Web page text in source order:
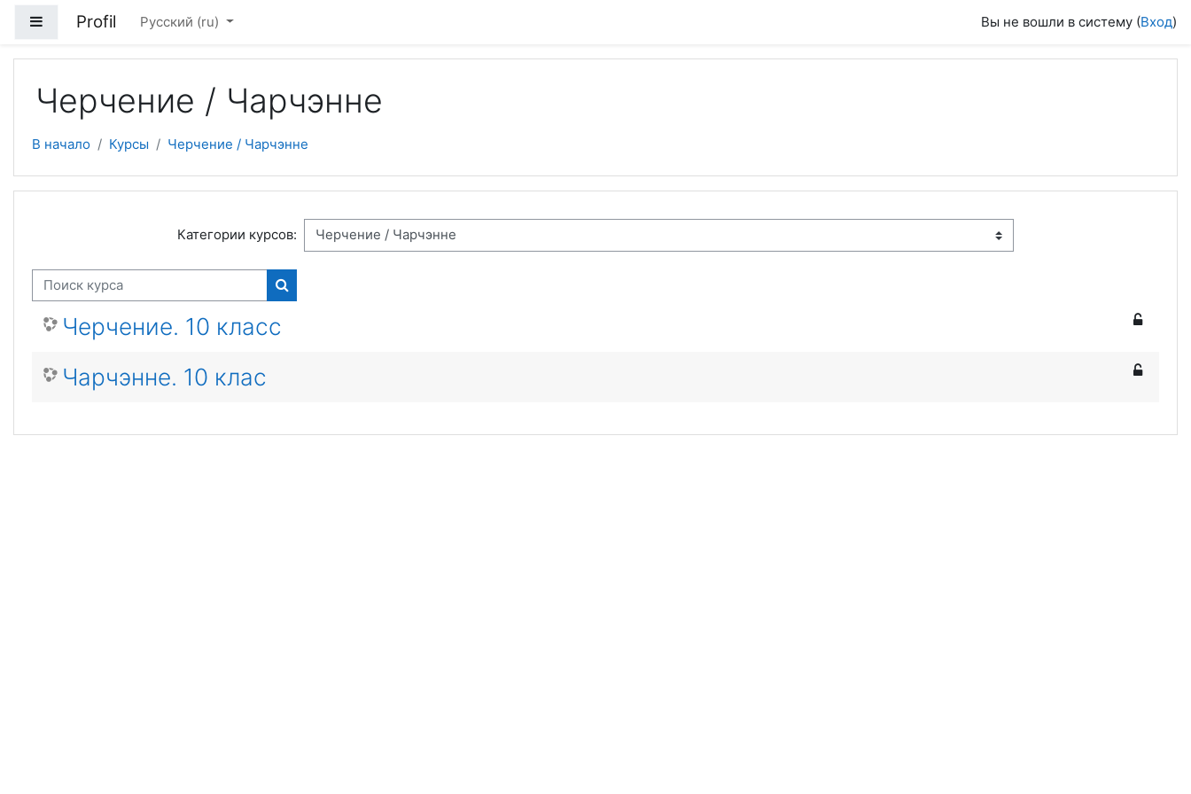
Боковая панель
Profil Русский ‎(ru)‎ Вы не вошли в систему (Вход)
Черчение / Чарчэнне
В начало Курсы Черчение / Чарчэнне
Категории курсов:
Поиск курса
Поиск курса
Черчение. 10 класс
Чарчэнне. 10 клас